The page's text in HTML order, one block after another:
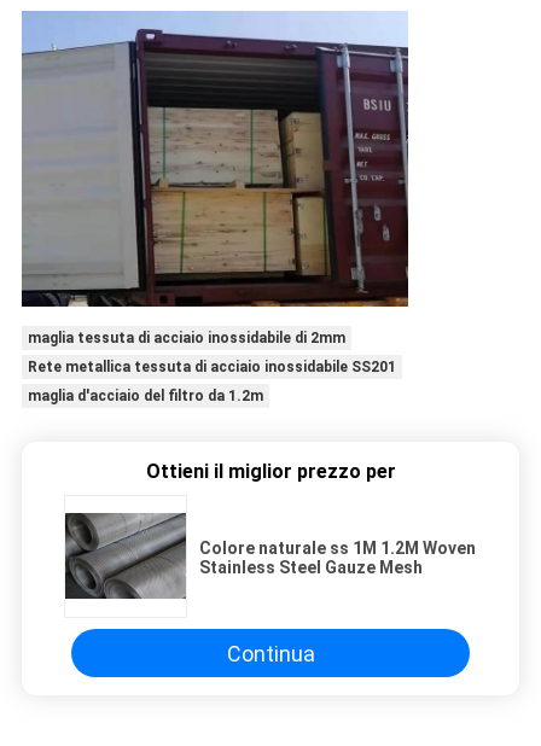
maglia tessuta di acciaio inossidabile di 2mm
Rete metallica tessuta di acciaio inossidabile SS201
maglia d'acciaio del filtro da 1.2m
Ottieni il miglior prezzo per
Colore naturale ss 1M 1.2M Woven
Stainless Steel Gauze Mesh
Continua